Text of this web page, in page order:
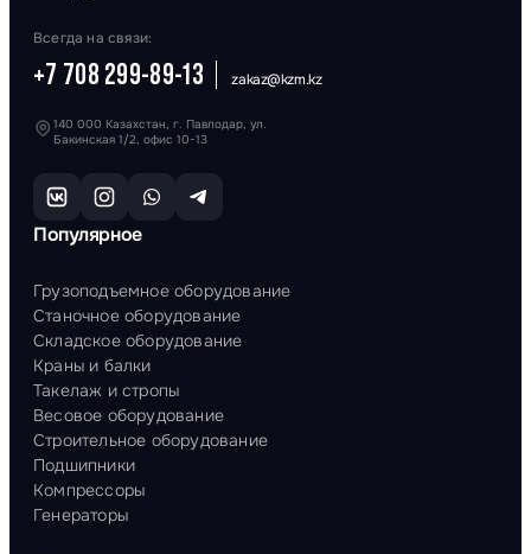
Всегда на связи:
+7 708 299-89-13 zakaz@kzm.kz
140 000 Казахстан, г. Павлодар, ул.
Бакинская 1/2, офис 10-13
Популярное
Грузоподъемное оборудование
Станочное оборудование
Складское оборудование
Краны и балки
Такелаж и стропы
Весовое оборудование
Строительное оборудование
Подшипники
Компрессоры
Генераторы